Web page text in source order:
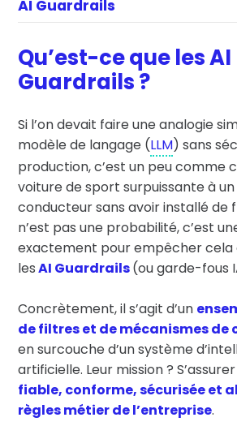
AI Guardrails
Qu’est-ce que les AI
Guardrails ?
Si l’on devait faire une analogie
modèle de langage (LLM) sans
production, c’est un peu comme
voiture de sport surpuissante à un
conducteur sans avoir installé de
n’est pas une probabilité, c’est
exactement pour empêcher cela
lesAI Guardrails(ougarde-fous
Concrètement, il s’agit d’un
de filtres et de mécanismes de
en surcouche d’un système
artificielle. Leur mission ?
fiable, conforme, sécurisée et
règles métier de l’entreprise.